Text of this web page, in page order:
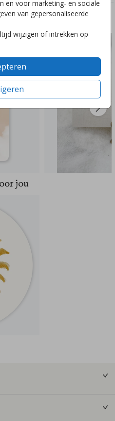
en voor marketing- en sociale
van gepersonaliseerde
wijzigen of intrekken op
ook leuk
jou